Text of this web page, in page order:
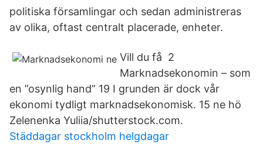
politiska församlingar och sedan administreras
av olika, oftast centralt placerade, enheter.
Vill du få 2
Marknadsekonomin – som
en ”osynlig hand” 19 I grunden är dock vår
ekonomi tydligt marknadsekonomisk. 15 ne hö
Zelenenka Yuliia/shutterstock.com.
Städdagar stockholm helgdagar